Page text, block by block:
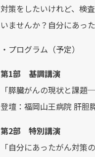
対策をしたいけれど、​検
いませんか？自分にあっ
・プログラム（予定）
第1部 基調講演
「膵臓がんの現状と課
登壇：福岡山王病院 肝胆
第2部 特別講演
「自分にあったがん対策